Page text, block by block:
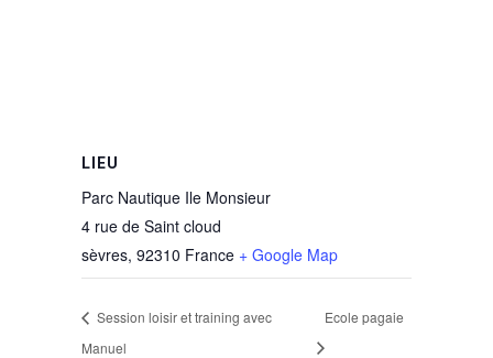
LIEU
Parc Nautique Ile Monsieur
4 rue de Saint cloud
sèvres, 92310 France + Google Map
Session loisir et training avec
Manuel
Ecole pagaie